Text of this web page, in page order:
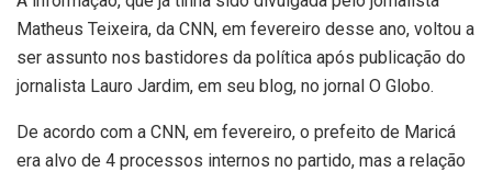
Matheus Teixeira, da CNN, em fevereiro desse ano, voltou a
ser assunto nos bastidores da política após publicação do
jornalista Lauro Jardim, em seu blog, no jornal O Globo.
De acordo com a CNN, em fevereiro, o prefeito de Maricá
era alvo de 4 processos internos no partido, mas a relação